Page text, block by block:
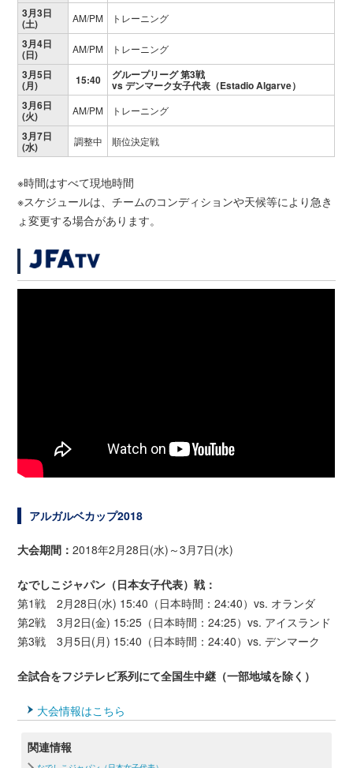
3月3日
(土) AM/PM トレーニング
3月4日
(日) AM/PM トレーニング
3月5日
(月) 15:40 グループリーグ 第3戦
vs デンマーク女子代表（Estadio Algarve）
3月6日
(火) AM/PM トレーニング
3月7日
(水) 調整中 順位決定戦
※時間はすべて現地時間
※スケジュールは、チームのコンディションや天候等により急き
ょ変更する場合があります。
アルガルベカップ2018
大会期間：2018年2月28日(水)～3月7日(水)
なでしこジャパン（日本女子代表）戦：
第1戦 2月28日(水) 15:40（日本時間：24:40）vs. オランダ
第2戦 3月2日(金) 15:25（日本時間：24:25）vs. アイスランド
第3戦 3月5日(月) 15:40（日本時間：24:40）vs. デンマーク
全試合をフジテレビ系列にて全国生中継（一部地域を除く）
大会情報はこちら
関連情報